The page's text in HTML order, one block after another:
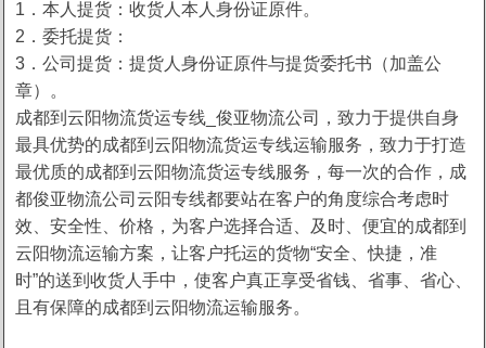
1．本人提货：收货人本人身份证原件。
2．委托提货：
3．公司提货：提货人身份证原件与提货委托书（加盖公
章）。
成都到云阳物流货运专线_俊亚物流公司，致力于提供自身
最具优势的成都到云阳物流货运专线运输服务，致力于打造
最优质的成都到云阳物流货运专线服务，每一次的合作，成
都俊亚物流公司云阳专线都要站在客户的角度综合考虑时
效、安全性、价格，为客户选择合适、及时、便宜的成都到
云阳物流运输方案，让客户托运的货物“安全、快捷，准
时”的送到收货人手中，使客户真正享受省钱、省事、省心、
且有保障的成都到云阳物流运输服务。